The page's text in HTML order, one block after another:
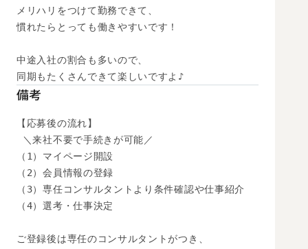
メリハリをつけて勤務できて、
慣れたらとっても働きやすいです！
中途入社の割合も多いので、
同期もたくさんできて楽しいですよ♪
備考
【応募後の流れ】
＼来社不要で手続きが可能／
（1）マイページ開設
（2）会員情報の登録
（3）専任コンサルタントより条件確認や仕事紹介
（4）選考・仕事決定
ご登録後は専任のコンサルタントがつき、